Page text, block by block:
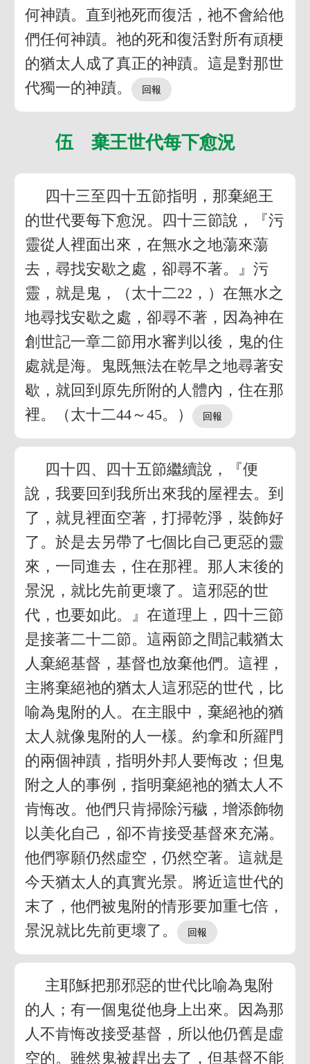
何神蹟。直到祂死而復活，祂不會給他
們任何神蹟。祂的死和復活對所有頑梗
的猶太人成了真正的神蹟。這是對那世
代獨一的神蹟。
伍 棄王世代每下愈況
四十三至四十五節指明，那棄絕王
的世代要每下愈況。四十三節說，『污
靈從人裡面出來，在無水之地蕩來蕩
去，尋找安歇之處，卻尋不著。』污
靈，就是鬼，（太十二22，）在無水之
地尋找安歇之處，卻尋不著，因為神在
創世記一章二節用水審判以後，鬼的住
處就是海。鬼既無法在乾旱之地尋著安
歇，就回到原先所附的人體內，住在那
裡。（太十二44～45。）
四十四、四十五節繼續說，『便
說，我要回到我所出來我的屋裡去。到
了，就見裡面空著，打掃乾淨，裝飾好
了。於是去另帶了七個比自己更惡的靈
來，一同進去，住在那裡。那人末後的
景況，就比先前更壞了。這邪惡的世
代，也要如此。』在道理上，四十三節
是接著二十二節。這兩節之間記載猶太
人棄絕基督，基督也放棄他們。這裡，
主將棄絕祂的猶太人這邪惡的世代，比
喻為鬼附的人。在主眼中，棄絕祂的猶
太人就像鬼附的人一樣。約拿和所羅門
的兩個神蹟，指明外邦人要悔改；但鬼
附之人的事例，指明棄絕祂的猶太人不
肯悔改。他們只肯掃除污穢，增添飾物
以美化自己，卻不肯接受基督來充滿。
他們寧願仍然虛空，仍然空著。這就是
今天猶太人的真實光景。將近這世代的
末了，他們被鬼附的情形要加重七倍，
景況就比先前更壞了。
主耶穌把那邪惡的世代比喻為鬼附
的人；有一個鬼從他身上出來。因為那
人不肯悔改接受基督，所以他仍舊是虛
空的。雖然鬼被趕出去了，但基督不能